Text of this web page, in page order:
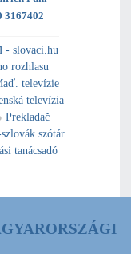
3167402
- slovaci.hu
rozhlasu
televízie
televízia
Prekladač
szótár
tanácsadó